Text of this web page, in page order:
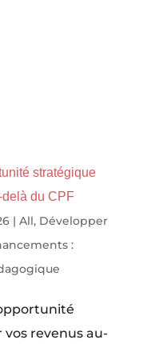
stratégique
du CPF
| All, Développer
:
revenus au-